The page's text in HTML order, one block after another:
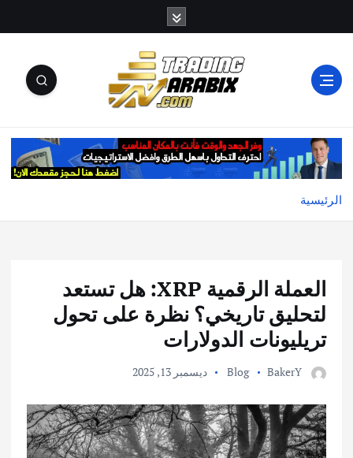
م
والكريبتو
الرئيسية
العملة الرقمية XRP: هل تستعد
لتحليق تاريخي؟ نظرة على تحول
تريليونات الدولارات
BakerY
Blog ديسمبر 13, 2025